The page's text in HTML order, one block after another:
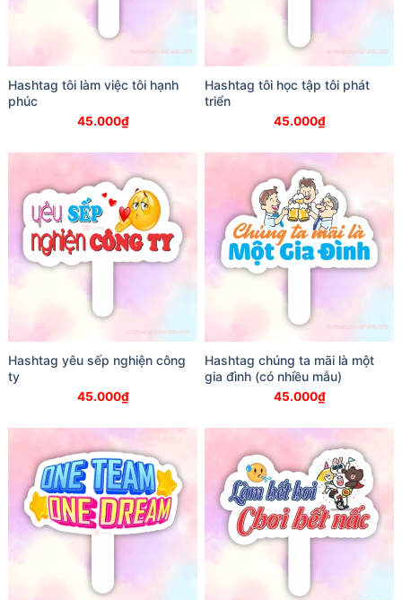
Hashtag tôi làm việc tôi hạnh
phúc
45.000₫
Hashtag tôi học tập tôi phát
triển
45.000₫
Hashtag yêu sếp nghiện công
ty
45.000₫
Hashtag chúng ta mãi là một
gia đình (có nhiều mẫu)
45.000₫